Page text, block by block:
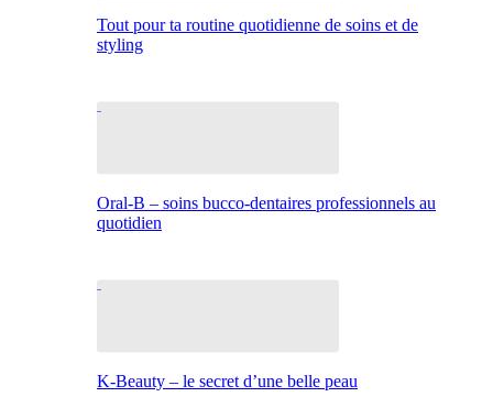
Tout pour ta routine quotidienne de soins et de
styling
Oral-B – soins bucco-dentaires professionnels au
quotidien
K-Beauty – le secret d’une belle peau